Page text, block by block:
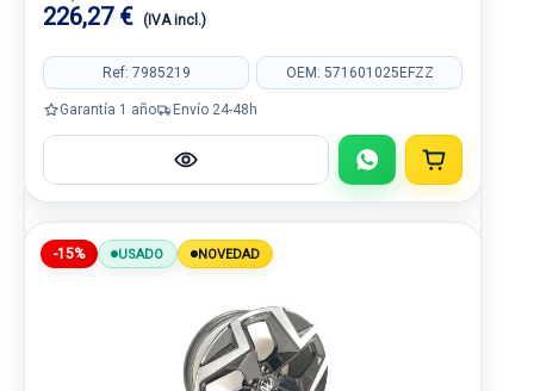
226,27 € (IVA incl.)
Ref: 7985219 OEM: 571601025EFZZ
Garantía 1 año Envío 24-48h
-15% USADO NOVEDAD